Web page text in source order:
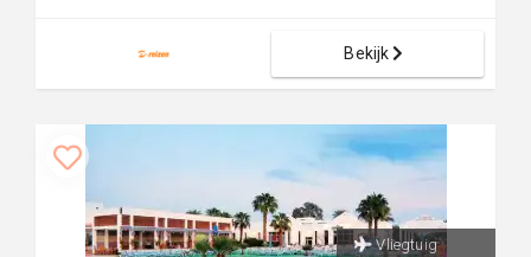
Bekijk
Vliegtuig